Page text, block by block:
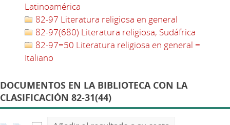
Latinoamérica
82-97 Literatura religiosa en general
82-97(680) Literatura religiosa, Sudáfrica
82-97=50 Literatura religiosa en general =
Italiano
DOCUMENTOS EN LA BIBLIOTECA CON LA
CLASIFICACIÓN 82-31(44)